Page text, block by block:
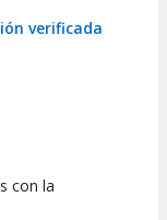
verificada
con la